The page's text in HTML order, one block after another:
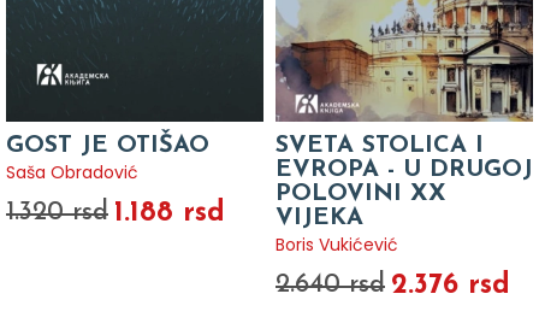
GOST JE OTIŠAO
Saša Obradović
1.320 rsd 1.188 rsd
SVETA STOLICA I
EVROPA - U DRUGOJ
POLOVINI XX
VIJEKA
Boris Vukićević
2.640 rsd 2.376 rsd